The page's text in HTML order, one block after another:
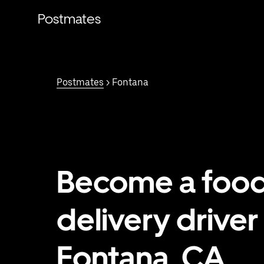
contenidoPostmates
Postmates > Fontana
Become a
delivery driver